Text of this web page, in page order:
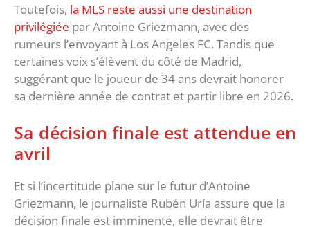
Toutefois, la MLS reste aussi une destination
privilégiée par Antoine Griezmann, avec des
rumeurs l’envoyant à Los Angeles FC. Tandis que
certaines voix s’élèvent du côté de Madrid,
suggérant que le joueur de 34 ans devrait honorer
sa dernière année de contrat et partir libre en 2026.
Sa décision finale est attendue en
avril
Et si l’incertitude plane sur le futur d’Antoine
Griezmann, le journaliste Rubén Uría assure que la
décision finale est imminente, elle devrait être